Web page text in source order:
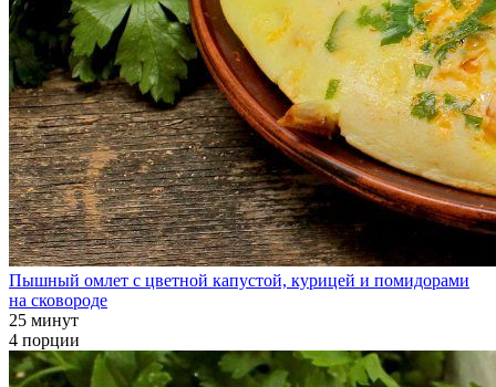
Пышный омлет с цветной капустой, курицей и помидорами
на сковороде
25 минут
4 порции